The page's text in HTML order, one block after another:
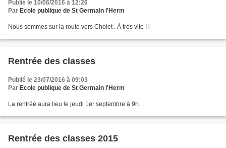
Publié le 10/06/2016 à 12:26
Par Ecole publique de St Germain l'Herm
Nous sommes sur la route vers Cholet . À très vite ! l
Rentrée des classes
Publié le 23/07/2016 à 09:03
Par Ecole publique de St Germain l'Herm
La rentrée aura lieu le jeudi 1er septembre à 9h.
Rentrée des classes 2015